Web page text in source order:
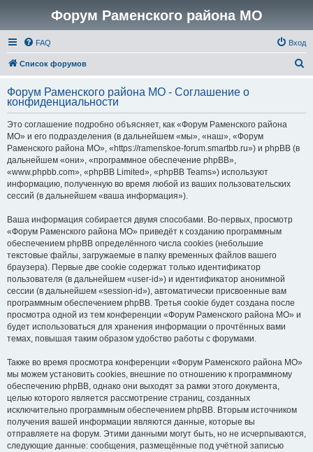
Форум Раменского района МО
FAQ Вход
Список форумов
с
Форум Раменского района МО - Соглашение о
конфиденциальности
Это соглашение подробно объясняет, как «Форум Раменского района
МО» и его подразделения (в дальнейшем «мы», «наш», «Форум
Раменского района МО», «https://ramenskoe-forum.smartbb.ru») и phpBB (в
дальнейшем «они», «программное обеспечение phpBB»,
«www.phpbb.com», «phpBB Limited», «phpBB Teams») используют
информацию, полученную во время любой из ваших пользовательских
сессий (в дальнейшем «ваша информация»).
Ваша информация собирается двумя способами. Во-первых, просмотр
«Форум Раменского района МО» приведёт к созданию программным
обеспечением phpBB определённого числа cookies (небольшие
текстовые файлы, загружаемые в папку временных файлов вашего
браузера). Первые две cookie содержат только идентификатор
пользователя (в дальнейшем «user-id») и идентификатор анонимной
сессии (в дальнейшем «session-id»), автоматически присвоенные вам
программным обеспечением phpBB. Третья cookie будет создана после
просмотра одной из тем конференции «Форум Раменского района МО» и
будет использоваться для хранения информации о прочтённых вами
темах, повышая таким образом удобство работы с форумами.
Также во время просмотра конференции «Форум Раменского района МО»
мы можем установить cookies, внешние по отношению к программному
обеспечению phpBB, однако они выходят за рамки этого документа,
целью которого является рассмотрение страниц, созданных
исключительно программным обеспечением phpBB. Вторым источником
получения вашей информации являются данные, которые вы
отправляете на форум. Этими данными могут быть, но не исчерпываются,
следующие данные: сообщения, размещённые под учётной записью